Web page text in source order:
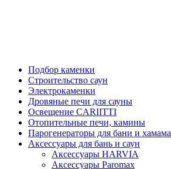
Подбор каменки
Строительство саун
Электрокаменки
Дровяные печи для сауны
Освещение CARIITTI
Отопительные печи, камины
Парогенераторы для бани и хамама
Аксессуары для бань и саун
Аксессуары HARVIA
Аксессуары Paromax